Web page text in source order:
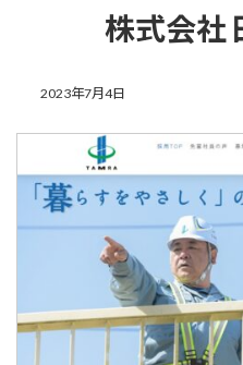
株式会社
2023年7月4日